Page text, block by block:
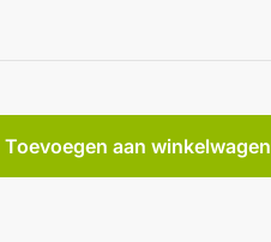
Toevoegen aan winkelwagen